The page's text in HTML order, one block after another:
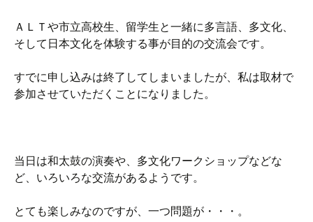
ＡＬＴや市立高校生、留学生と一緒に多言語、多文化、
そして日本文化を体験する事が目的の交流会です。
すでに申し込みは終了してしまいましたが、私は取材で
参加させていただくことになりました。
当日は和太鼓の演奏や、多文化ワークショップなどな
ど、いろいろな交流があるようです。
とても楽しみなのですが、一つ問題が・・・。